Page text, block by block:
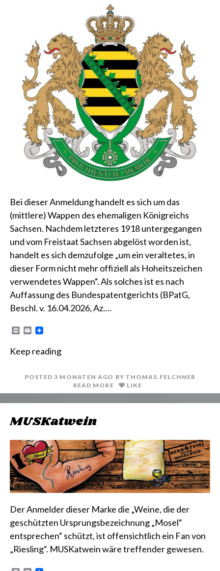
Bei dieser Anmeldung handelt es sich um das
(mittlere) Wappen des ehemaligen Königreichs
Sachsen. Nachdem letzteres 1918 untergegangen
und vom Freistaat Sachsen abgelöst worden ist,
handelt es sich demzufolge „um ein veraltetes, in
dieser Form nicht mehr offiziell als Hoheitszeichen
verwendetes Wappen“. Als solches ist es nach
Auffassung des Bundespatentgerichts (BPatG,
Beschl. v. 16.04.2026, Az.…
n
E
i
Keep reading
POSTED 3 MONATEN AGO BY THOMAS.FELCHNER
READ MORE
LIKE
MUSKatwein
Der Anmelder dieser Marke die „Weine, die der
geschützten Ursprungsbezeichnung „Mosel“
entsprechen“ schützt, ist offensichtlich ein Fan von
„Riesling“. MUSKatwein wäre treffender gewesen.